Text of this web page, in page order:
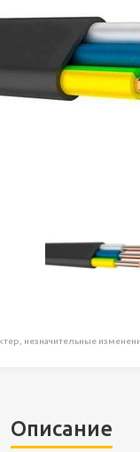
Пневматика,
Промышленная
незначительные
Описание